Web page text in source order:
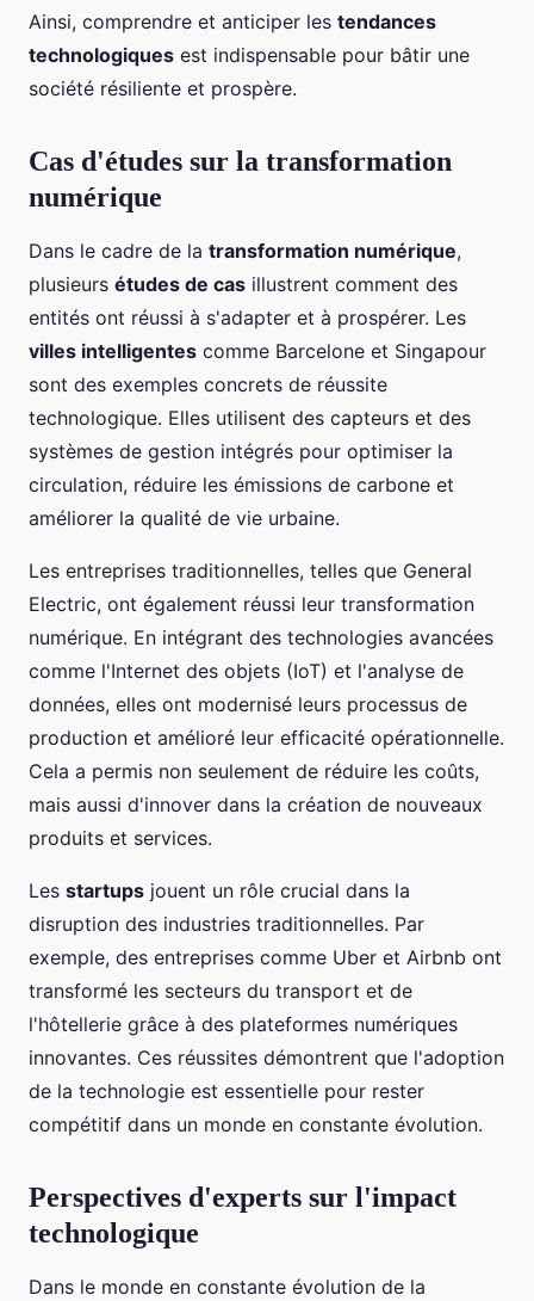
Ainsi, comprendre et anticiper les tendances
technologiques est indispensable pour bâtir une
société résiliente et prospère.
Cas d'études sur la transformation
numérique
Dans le cadre de la transformation numérique,
plusieurs études de cas illustrent comment des
entités ont réussi à s'adapter et à prospérer. Les
villes intelligentes comme Barcelone et Singapour
sont des exemples concrets de réussite
technologique. Elles utilisent des capteurs et des
systèmes de gestion intégrés pour optimiser la
circulation, réduire les émissions de carbone et
améliorer la qualité de vie urbaine.
Les entreprises traditionnelles, telles que General
Electric, ont également réussi leur transformation
numérique. En intégrant des technologies avancées
comme l'Internet des objets (IoT) et l'analyse de
données, elles ont modernisé leurs processus de
production et amélioré leur efficacité opérationnelle.
Cela a permis non seulement de réduire les coûts,
mais aussi d'innover dans la création de nouveaux
produits et services.
Les startups jouent un rôle crucial dans la
disruption des industries traditionnelles. Par
exemple, des entreprises comme Uber et Airbnb ont
transformé les secteurs du transport et de
l'hôtellerie grâce à des plateformes numériques
innovantes. Ces réussites démontrent que l'adoption
de la technologie est essentielle pour rester
compétitif dans un monde en constante évolution.
Perspectives d'experts sur l'impact
technologique
Dans le monde en constante évolution de la